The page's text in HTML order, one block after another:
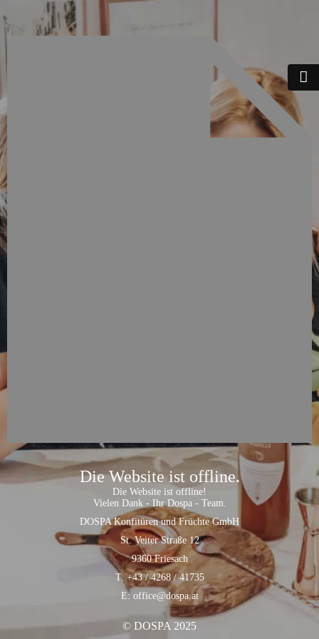
Die Website ist offline.
Die Website ist offline!
Vielen Dank - Ihr Dospa - Team.
DOSPA Konfitüren und Früchte GmbH
St. Veiter Straße 12
9360 Friesach
T: +43 / 4268 / 41735
E: office@dospa.at
© DOSPA 2025